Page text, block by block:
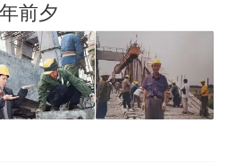
前夕